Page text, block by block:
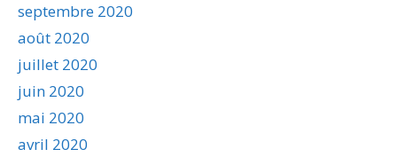
septembre 2020
août 2020
juillet 2020
juin 2020
mai 2020
avril 2020